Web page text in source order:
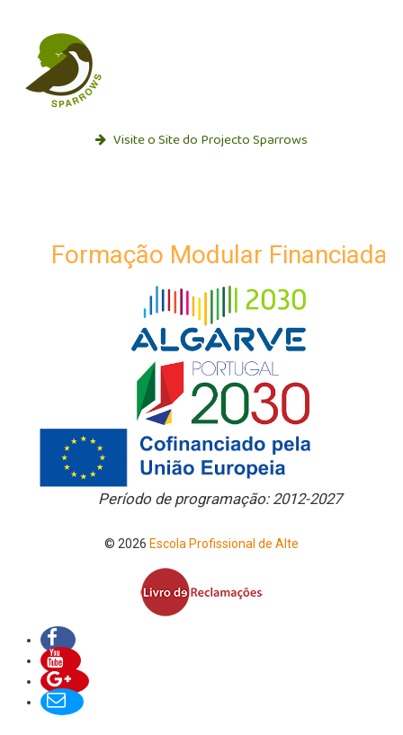
Visite o Site do Projecto Sparrows
Formação Modular Financiada
Período de programação: 2012-2027
© 2026 Escola Profissional de Alte